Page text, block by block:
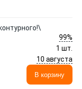
99%
1 шт.
10 августа
В корзину